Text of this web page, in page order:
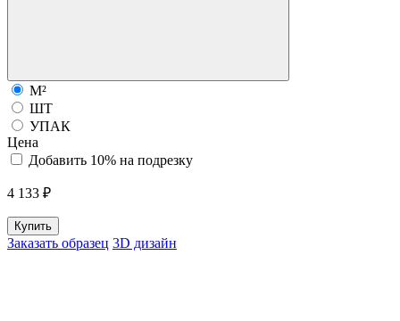
М²
ШТ
УПАК
Цена
Добавить 10% на подрезку
4 133 ₽
Купить
Заказать образец 3D дизайн